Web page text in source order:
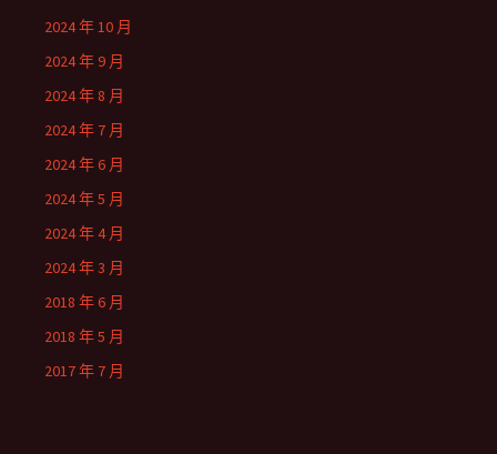
2024 年 10 月
2024 年 9 月
2024 年 8 月
2024 年 7 月
2024 年 6 月
2024 年 5 月
2024 年 4 月
2024 年 3 月
2018 年 6 月
2018 年 5 月
2017 年 7 月